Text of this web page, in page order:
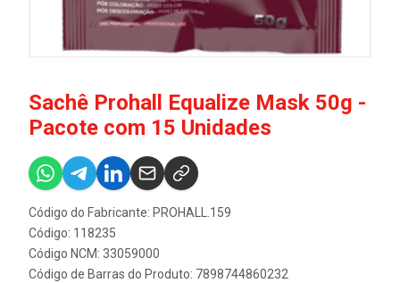
Sachê Prohall Equalize Mask 50g -
Pacote com 15 Unidades
Código do Fabricante: PROHALL.159
Código: 118235
Código NCM: 33059000
Código de Barras do Produto: 7898744860232